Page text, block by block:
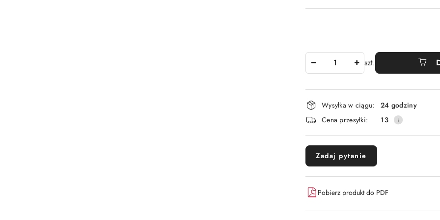
szt.
Dostępność
i
dostawa
Wysyłka w ciągu:
24 godziny
Cena przesyłki:
13
Zadaj pytanie
Pobierz produkt do PDF